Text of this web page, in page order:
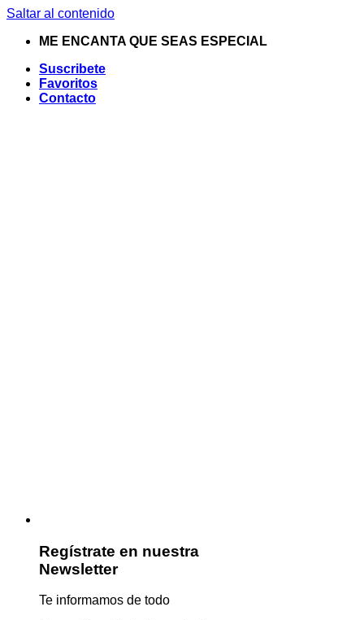
Saltar al contenido
ME ENCANTA QUE SEAS ESPECIAL
Suscribete
Favoritos
Contacto
Regístrate en nuestra
Newsletter
Te informamos de todo